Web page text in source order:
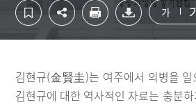
가
김현규(金賢圭)는 여주에서 의병을
김현규에 대한 역사적인 자료는 충분